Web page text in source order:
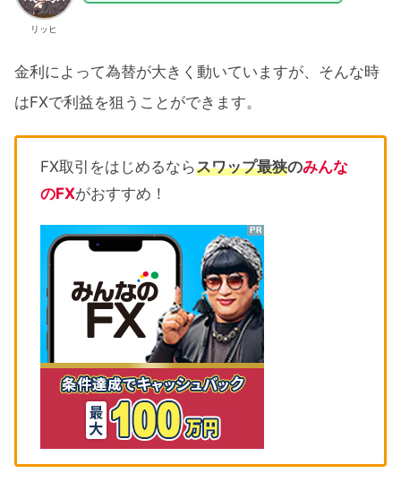
リッヒ
金利によって為替が大きく動いていますが、そんな時
はFXで利益を狙うことができます。
FX取引をはじめるならスワップ最狭のみんな
のFXがおすすめ！